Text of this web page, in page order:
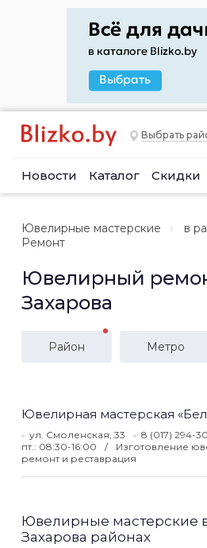
Выбрать
Новости Каталог Скидки
Ювелирные мастерские
в
Ремонт
Ювелирный
Захарова
Район Метро
Ювелирная мастерская
ул. Смоленская, 33 8 (017) 294-
пт.: 08:30-16:00
Изготовление
ремонт и реставрация
Ювелирные мастерские
Захарова районах